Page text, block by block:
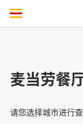
麦当劳餐
请您选择城市进行